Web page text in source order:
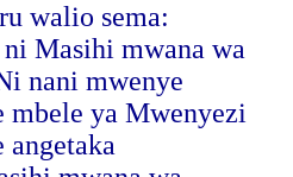
walio sema:
Masihi mwana wa
nani mwenye
ya Mwenyezi